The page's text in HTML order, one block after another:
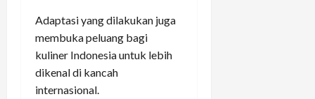
Adaptasi yang dilakukan juga
membuka peluang bagi
kuliner Indonesia untuk lebih
dikenal di kancah
internasional.